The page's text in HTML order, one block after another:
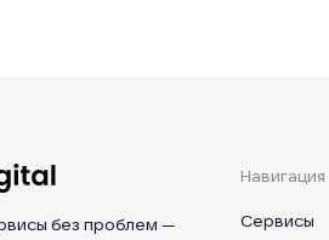
без проблем —
Навигация
Сервисы